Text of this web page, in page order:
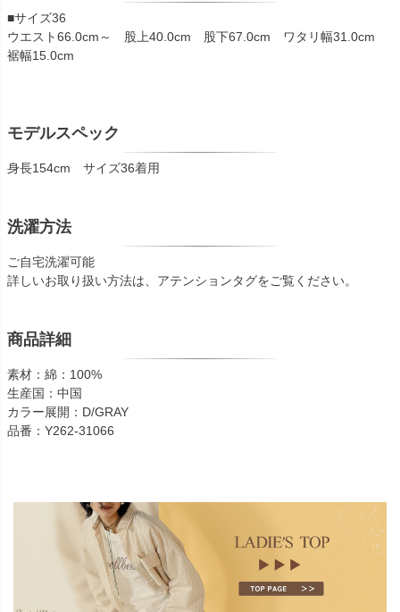
■サイズ36
ウエスト66.0cm～ 股上40.0cm 股下67.0cm ワタリ幅31.0cm
裾幅15.0cm
モデルスペック
身長154cm サイズ36着用
洗濯方法
ご自宅洗濯可能
詳しいお取り扱い方法は、アテンションタグをご覧ください。
商品詳細
素材：綿：100%
生産国：中国
カラー展開：D/GRAY
品番：Y262-31066